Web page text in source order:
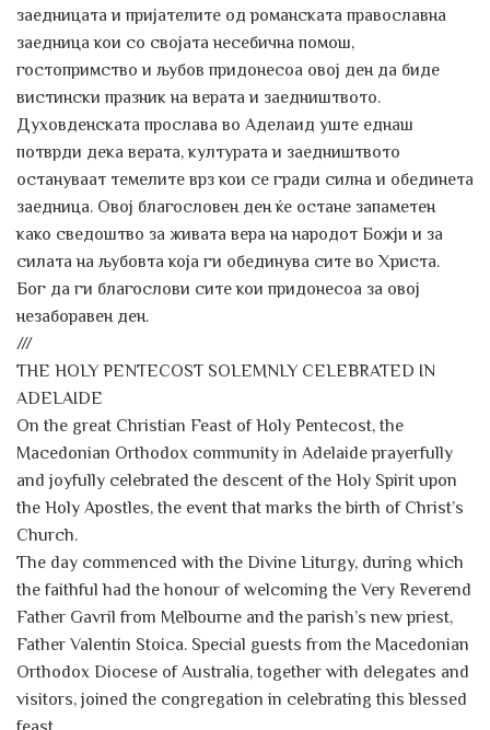
заедницата и пријателите од романската православна
заедница кои со својата несебична помош,
гостопримство и љубов придонесоа овој ден да биде
вистински празник на верата и заедништвото.
Духовденската прослава во Аделаид уште еднаш
потврди дека верата, културата и заедништвото
остануваат темелите врз кои се гради силна и обединета
заедница. Овој благословен ден ќе остане запаметен
како сведоштво за живата вера на народот Божји и за
силата на љубовта која ги обединува сите во Христа.
Бог да ги благослови сите кои придонесоа за овој
незаборавен ден.
///
THE HOLY PENTECOST SOLEMNLY CELEBRATED IN
ADELAIDE
On the great Christian Feast of Holy Pentecost, the
Macedonian Orthodox community in Adelaide prayerfully
and joyfully celebrated the descent of the Holy Spirit upon
the Holy Apostles, the event that marks the birth of Christ’s
Church.
The day commenced with the Divine Liturgy, during which
the faithful had the honour of welcoming the Very Reverend
Father Gavril from Melbourne and the parish’s new priest,
Father Valentin Stoica. Special guests from the Macedonian
Orthodox Diocese of Australia, together with delegates and
visitors, joined the congregation in celebrating this blessed